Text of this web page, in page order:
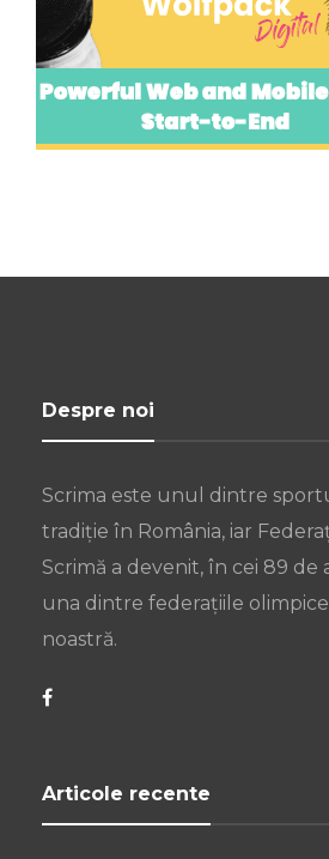
Despre noi
Scrima este unul dintre
tradiție în România, iar
Scrimă a devenit, în cei 89 de
una dintre federațiile
noastră.
Articole recente